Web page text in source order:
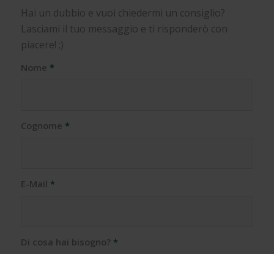
Hai un dubbio e vuoi chiedermi un consiglio?
Lasciami il tuo messaggio e ti risponderò con
piacere! ;)
Nome *
Cognome *
E-Mail *
Di cosa hai bisogno? *